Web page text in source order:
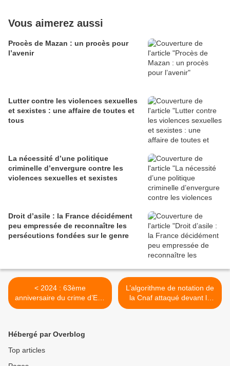
Vous aimerez aussi
Procès de Mazan : un procès pour
l’avenir
Lutter contre les violences sexuelles
et sexistes : une affaire de toutes et
tous
La nécessité d’une politique
criminelle d’envergure contre les
violences sexuelles et sexistes
Droit d’asile : la France décidément
peu empressée de reconnaître les
persécutions fondées sur le genre
< 2024 : 63ème
anniversaire du crime d’Etat
commis le 17 octobre 1961
L’algorithme de notation de
la Cnaf attaqué devant le
Conseil d’Etat par 15
Hébergé par Overblog
Top articles